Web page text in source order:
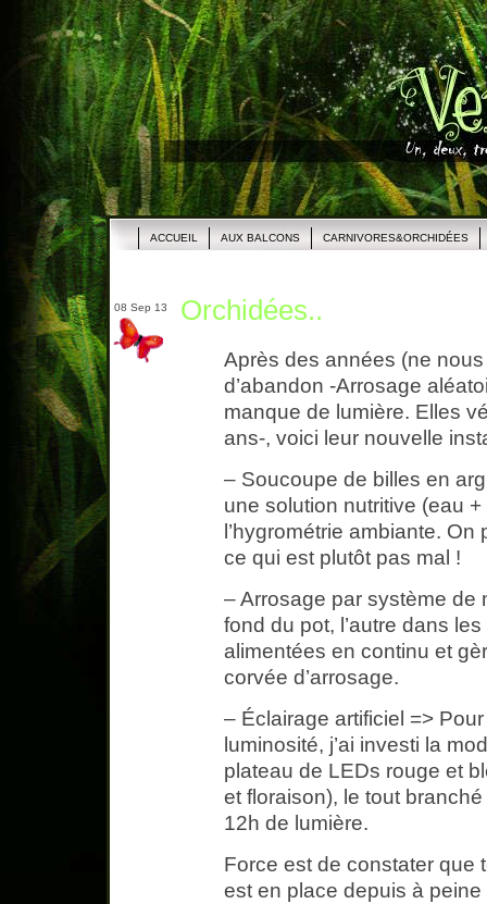
ACCUEIL AUX BALCONS CARNIVORES&ORCHIDÉES
08 Sep 13 Orchidées..
Après des années (ne
d’abandon -Arrosage
manque de lumière. Elles
ans-, voici leur nouvelle
– Soucoupe de billes en
une solution nutritive (eau
l’hygrométrie ambiante.
ce qui est plutôt pas mal !
– Arrosage par système de
fond du pot, l’autre dans
alimentées en continu et
corvée d’arrosage.
– Éclairage artificiel =>
luminosité, j’ai investi la
plateau de LEDs rouge et
et floraison), le tout
12h de lumière.
Force est de constater que
est en place depuis à